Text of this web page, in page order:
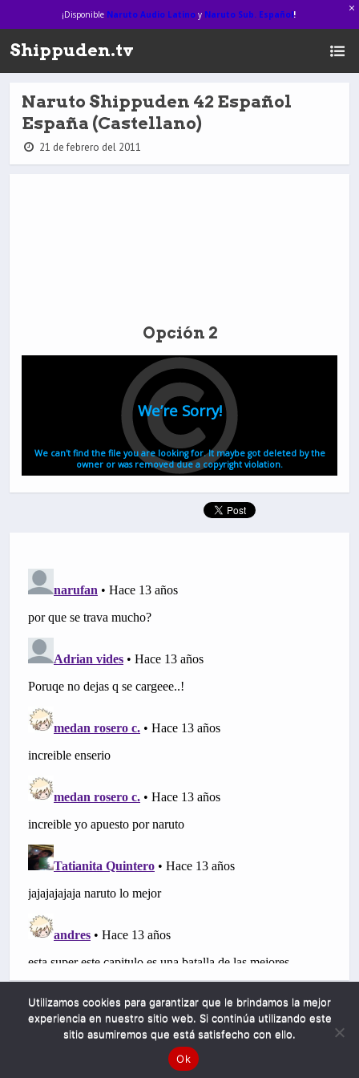
¡Disponible Naruto Audio Latinoy Naruto Sub. Español!
Shippuden.tv
Naruto Shippuden 42 Español
España (Castellano)
21 de febrero del 2011
Opción 2
Utilizamos cookies para garantizar que le brindamos la mejor
experiencia en nuestro sitio web. Si continúa utilizando este
sitio asumiremos que está satisfecho con ello.
Ok